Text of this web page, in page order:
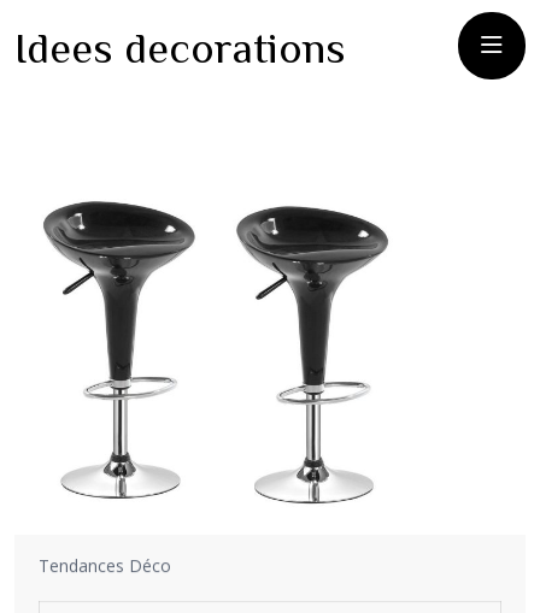
Idees decorations
Tendances Déco